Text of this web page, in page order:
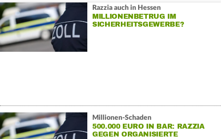
Razzia auch in Hessen
MILLIONENBETRUG IM
SICHERHEITSGEWERBE?
Millionen-Schaden
500.000 EURO IN BAR: RAZZIA
GEGEN ORGANISIERTE